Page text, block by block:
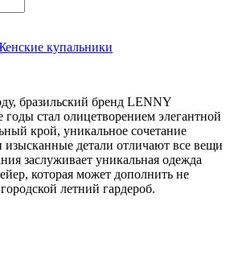
купальники
бразильский бренд LENNY
стал олицетворением элегантной
крой, уникальное сочетание
детали отличают все вещи
заслуживает уникальная одежда
которая может дополнить не
летний гардероб.